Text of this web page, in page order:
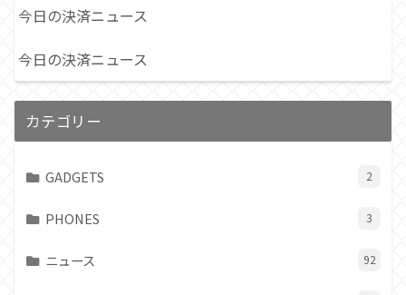
今日の決済ニュース
今日の決済ニュース
カテゴリー
GADGETS 2
PHONES 3
ニュース 92